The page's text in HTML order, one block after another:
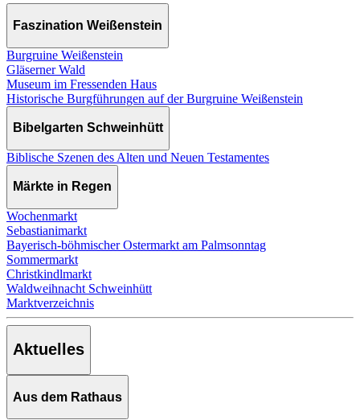
Faszination Weißenstein
Burgruine Weißenstein
Gläserner Wald
Museum im Fressenden Haus
Historische Burgführungen auf der Burgruine Weißenstein
Bibelgarten Schweinhütt
Biblische Szenen des Alten und Neuen Testamentes
Märkte in Regen
Wochenmarkt
Sebastianimarkt
Bayerisch-böhmischer Ostermarkt am Palmsonntag
Sommermarkt
Christkindlmarkt
Waldweihnacht Schweinhütt
Marktverzeichnis
Aktuelles
Aus dem Rathaus